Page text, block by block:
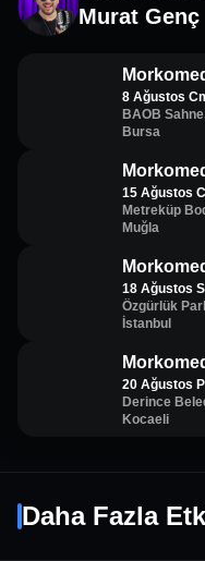
Konken Partisi
Yaşlı Amca
Cem Erdost İleri
Maşa ile Koca
Kuğu Gölü
Murat Genç
8 Ağustos
BAOB
Bursa
15 Ağustos
Metreküp
Muğla
18 Ağustos
Özgürlük
İstanbul
20 Ağustos
Derince
Kocaeli
Daha Fazla
İzmir•Bostanlı Suat Taşer